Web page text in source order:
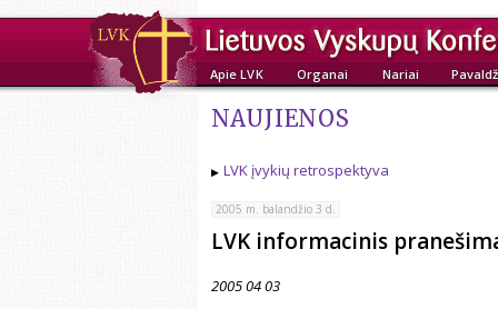
Apie LVK Organai Nariai
NAUJIENOS
LVK įvykių retrospektyva
2005 m. balandžio 3 d.
LVK informacinis
2005 04 03